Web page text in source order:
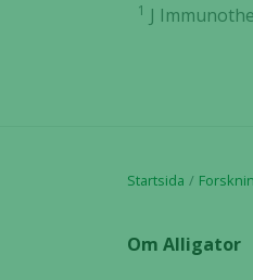
1 J
Startsida
Om Alligator